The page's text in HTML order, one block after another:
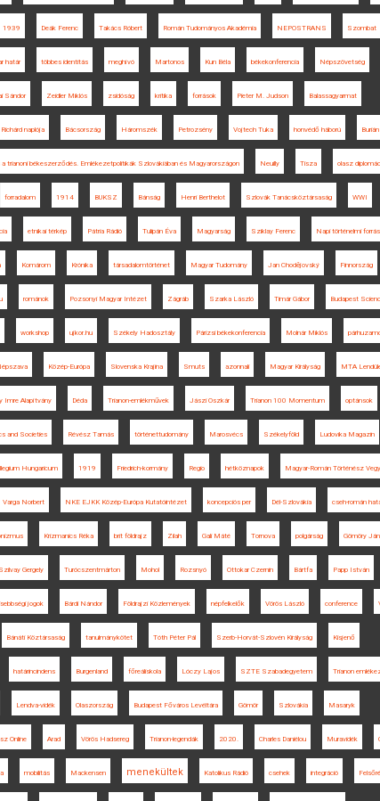
1939 Deák Ferenc Takács Róbert Román Tudományos Akadémia NEPOSTRANS Szombat
határ többes identitás meghívó Martonos Kun Béla békekonferencia Népszövetség
Sándor Zeidler Miklós zsidóság kritika források Pieter M. Judson Balassagyarmat
Richárd naplója Bácsország Háromszék Petrozsény Vojtech Tuka honvédő háború
trianoni békeszerződés. Emlékezetpolitikák Szlovákiában és Magyarországon Neuilly Tisza olasz
forradalom 1914 BUKSZ Bánság Henri Berthelot Szlovák Tanácsköztársaság WWI
etnikai térkép Pátria Rádió Tulipán Éva Magyarság Sziklay Ferenc Napi történelmi forrás
Komárom Krónika társadalomtörténet Magyar Tudomány Jan Chodějovský Finnország
románok Pozsonyi Magyar Intézet Zágráb Szarka László Timár Gábor Budapest
workshop ujkor.hu Székely Hadosztály Párizsi békekonferencia Molnár Miklós
Közép-Európa Slovenska Krajina Smuts azonnali Magyar Királyság MTA
Imre Alapítvány Déda Trianon-emlékművek Jászi Oszkár Trianon 100 Momentum optánsok
and Societies Révész Tamás történettudomány Marosvécs Székelyföld Ludovika Magazin
Hungaricum 1919 Friedrich-kormány Regio hétköznapok Magyar-Román Történész
Varga Norbert NKE EJKK Közép-Európa Kutatóintézet koncepciós per Dél-Szlovákia cseh-román
Krizmanics Réka brit földrajz Zilah Gali Máté Tornova polgárság Gömöry
Szilvay Gergely Turócszentmárton Mohol Rozsnyó Ottokar Czernin Bártfa Papp István
jogok Bárdi Nándor Földrajzi Közlemények népfelkelők Vörös László conference
Bánáti Köztársaság tanulmánykötet Tóth Péter Pál Szerb-Horvát-Szlovén Királyság Kisjenő
határincindens Burgenland főreáliskola Lóczy Lajos SZTE Szabadegyetem Trianon
Lendva-vidék Olaszország Budapest Főváros Levéltára Gömör Szlovákia Masaryk
Online Arad Vörös Hadsereg Trianon-legendák 2020. Charles Daniélou Muravidék
mobilitás Mackensen menekültek Katolikus Rádió csehek integráció